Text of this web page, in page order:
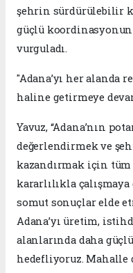
şehrin sürdürülebilir
güçlü koordinasyonun
vurguladı.
"Adana’yı her alanda
haline getirmeye
Yavuz, “Adana’nın
değerlendirmek ve
kazandırmak için
kararlılıkla çalışmaya
somut sonuçlar elde
Adana’yı üretim,
alanlarında daha
hedefliyoruz. Mahalle